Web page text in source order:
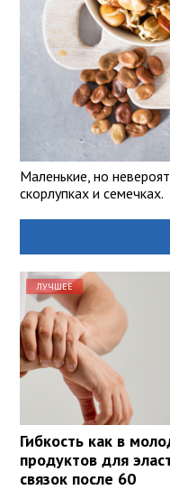
Маленькие, но
скорлупках и семечках.
ЛУЧШЕЕ
Гибкость как в
продуктов для
связок после 60